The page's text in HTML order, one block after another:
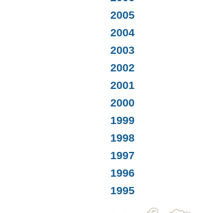
2005
2004
2003
2002
2001
2000
1999
1998
1997
1996
1995